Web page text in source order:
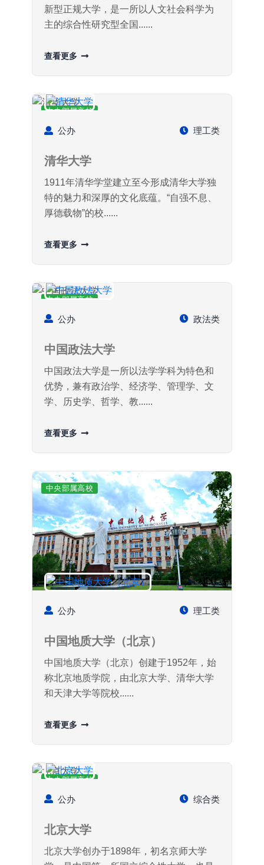
新型正规大学，是一所以人文社会科学为
主的综合性研究型全国......
查看更多
中央部属高校
公办 理工类
清华大学
1911年清华学堂建立至今形成清华大学独
特的魅力和深厚的文化底蕴。“自强不息、
厚德载物”的校......
查看更多
中央部属高校
公办 政法类
中国政法大学
中国政法大学是一所以法学学科为特色和
优势，兼有政治学、经济学、管理学、文
学、历史学、哲学、教......
查看更多
中央部属高校
公办 理工类
中国地质大学（北京）
中国地质大学（北京）创建于1952年，始
称北京地质学院，由北京大学、清华大学
和天津大学等院校......
查看更多
中央部属高校
公办 综合类
北京大学
北京大学创办于1898年，初名京师大学